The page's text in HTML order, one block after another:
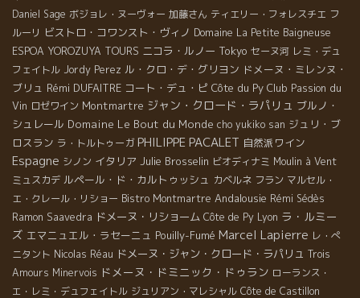
Daniel Sage ボジョレ・ヌーヴォー 加藤さん ティエリー・フォレスチエ フ
ルーリ ビストロ・コワンスト・ヴィノ Domaine La Petite Baigneuse
ESPOA YOROZUYA TOURS ニコラ・ルノー Tokyo セーヌ河 レミ・デュ
フェイトル Jordy Perez ル・クロ・デ・グリヨン ドメーヌ・ミレンヌ・
ブリュ Rémi DUFAITRE コート・デュ・ピ Côte du Py Club Passion du
Vin ロゼワイン Montmartre ジャン・クロード・ラパリュ ブルノ・
シュレール Domaine Le Bout du Monde cho yukiko san ジュリ・ブ
ロスラン ラ・トルトゥーガ PHILIPPE PACALET 自然派ワイン
Espagne シノン イタリア Julie Brosselin ビオディナミ Moulin à Vent
ミュスカデ ルペール・ド・カルトゥッシュ カベルネ フラン マルセル・
エ・クレール・リショー Bistro Montmartre Andalousie Rémi Sédès
Ramon Saavedra ドメーヌ・リショーム Côte de Py Lyon ラ・ルミー
ズ エマニュエル・ラセーニュ Pouilly-Fumé Marcel Lapierre レ・ぺ
ニタント Nicolas Réau ドメーヌ・ジャン・クロード・ラパリュ Trois
Amours Minervois ドメーヌ・ドミニック・ドゥラン ローランス・
エ・レミ・デュフェイトル ジュリアン・マレシャル Côte de Castillon